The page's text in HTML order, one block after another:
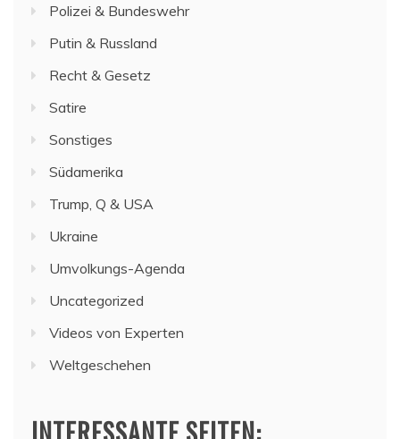
Polizei & Bundeswehr
Putin & Russland
Recht & Gesetz
Satire
Sonstiges
Südamerika
Trump, Q & USA
Ukraine
Umvolkungs-Agenda
Uncategorized
Videos von Experten
Weltgeschehen